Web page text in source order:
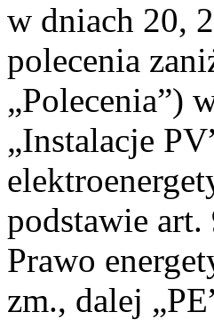
w dniach 20,
polecenia
„Polecenia”)
„Instalacje
podstawie
Prawo
zm., dalej